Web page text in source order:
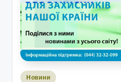
Опубліковано
Новини